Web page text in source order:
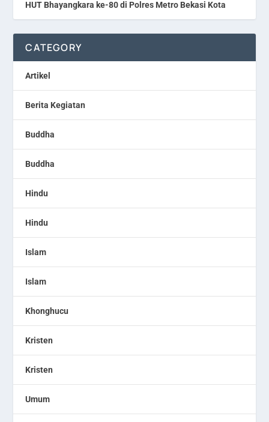
HUT Bhayangkara ke-80 di Polres Metro Bekasi Kota
CATEGORY
Artikel
Berita Kegiatan
Buddha
Buddha
Hindu
Hindu
Islam
Islam
Khonghucu
Kristen
Kristen
Umum